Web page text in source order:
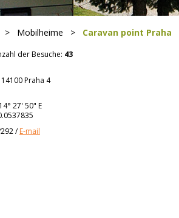
> Mobilheime > Caravan point Praha
der Besuche: 43
Praha 4
14° 27' 50" E
/E-mail